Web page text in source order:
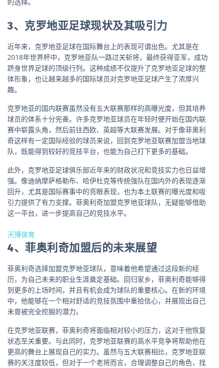
的选择。
3、克罗地亚足球现状及其吸引力
近年来，克罗地亚足球在国际舞台上的表现可谓出色。尤其是在
2018年世界杯中，克罗地亚队一路过关斩将，最终获得亚军，成功
跻身世界足球的顶级行列。这种成绩不仅提升了克罗地亚足球的整
体形象，也让越来越多的国际球员对克罗地亚足球产生了浓厚兴
趣。
克罗地亚的国内联赛虽然没有五大联赛那样的高曝光度，但其培养
球员的体系十分完善。许多克罗地亚球员在年轻时便开始在国内联
赛中崭露头角，然后前往西欧、英超等大联赛发展。对于像菲奥利
奇这样有一定国际经验的球员来说，回到克罗地亚联赛加盟当地球
队，既能得到较好的竞技平台，也能为自己打下更多的基础。
此外，克罗地亚足球俱乐部近年来的财政状况和竞技实力也日益增
强。像迪纳摩萨格勒布、哈伊杜克等传统强队在国内外的表现逐渐
回升，尤其是国际赛事中的亮眼表现，也为本土联赛的曝光度和吸
引力提供了有力支撑。菲奥利奇加盟克罗地亚球队，无疑能够借助
这一平台，进一步提高自己的竞技水平。
天博体育
4、菲奥利奇加盟后的未来展望
菲奥利奇选择加盟克罗地亚球队，意味着他希望通过这段新的经
历，为自己未来的职业生涯奠定基础。回归家乡，菲奥利奇能够得
到更多的上场时间，并且有机会成为球队的重要核心。在新的环境
中，他能够在一个相对舒适的竞技氛围中重拾信心，并展现出自己
未曾被完全挖掘的潜力。
在克罗地亚联赛，菲奥利奇将面临相对较小的压力，这对于他恢复
状态至关重要。与此同时，克罗地亚联赛的高水平竞争将帮助他在
更高的舞台上展现自己的实力。虽然与五大联赛相比，克罗地亚联
赛的关注度较低，但对于一个老将而言，合理调整自己的角色，找